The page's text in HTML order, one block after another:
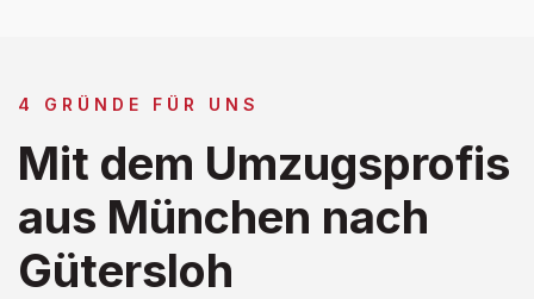
4 GRÜNDE FÜR UNS
Mit dem Umzugsprofis
aus München nach
Gütersloh